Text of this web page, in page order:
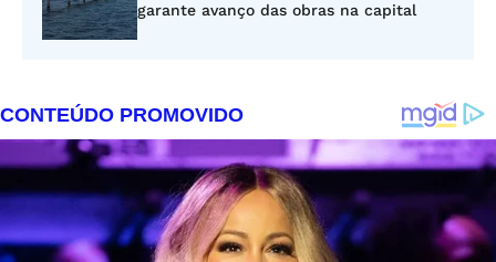
garante avanço das obras na capital